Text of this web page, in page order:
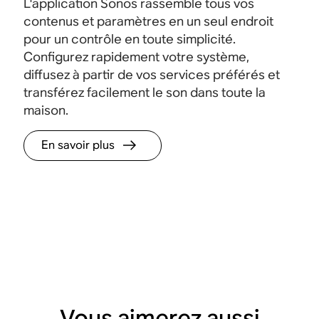
contenus et paramètres en un seul endroit
pour un contrôle en toute simplicité.
Configurez rapidement votre système,
diffusez à partir de vos services préférés et
transférez facilement le son dans toute la
maison.
En savoir plus